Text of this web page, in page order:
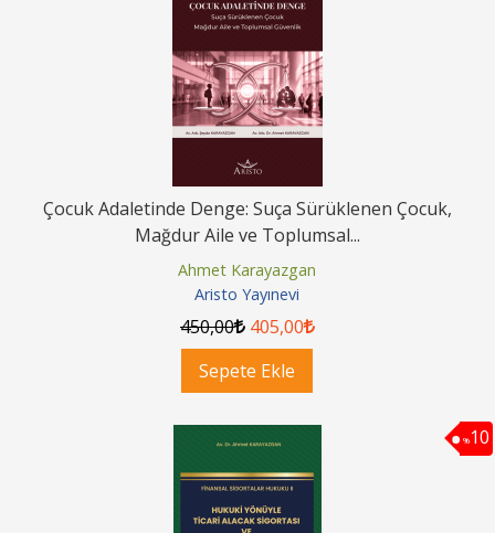
Çocuk Adaletinde Denge: Suça Sürüklenen Çocuk,
Mağdur Aile ve Toplumsal...
Ahmet Karayazgan
Aristo Yayınevi
450,00 405,00
Sepete Ekle
%10